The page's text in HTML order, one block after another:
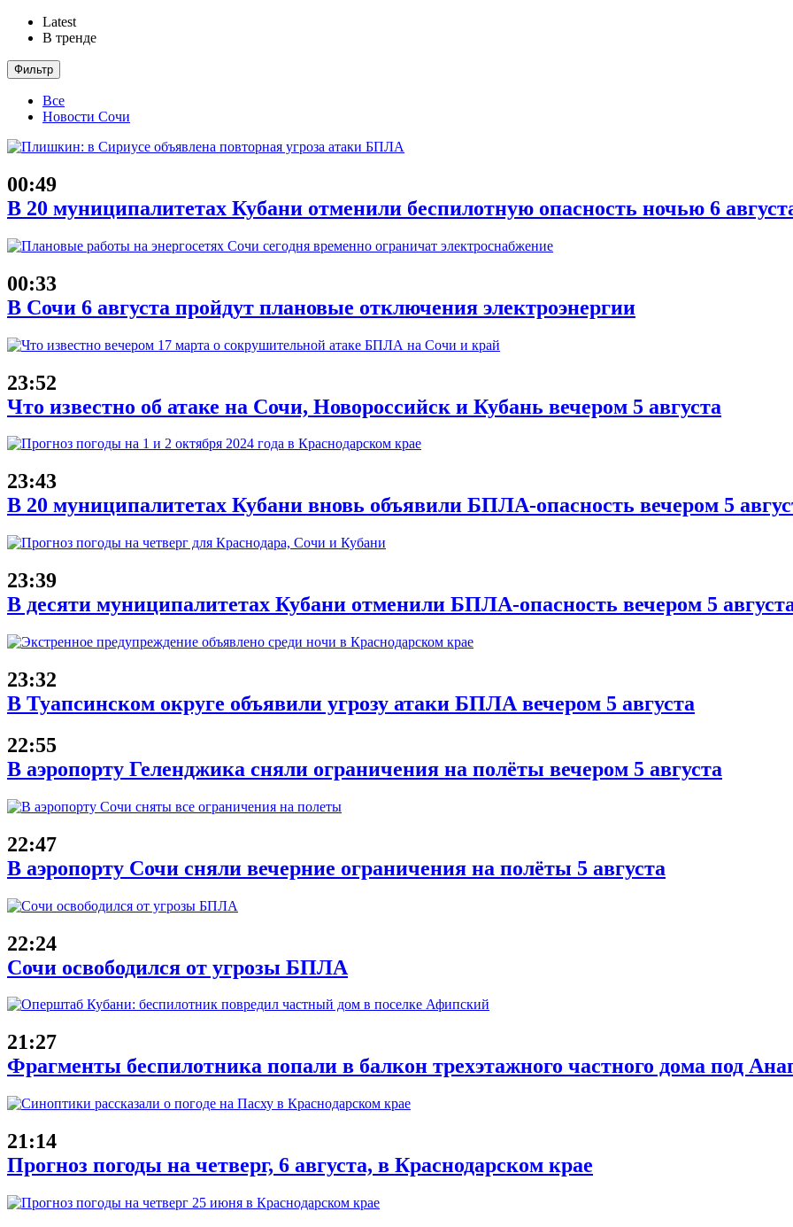
Latest
В тренде
Фильтр
Все
Новости Сочи
00:49
В 20 муниципалитетах Кубани отменили беспилотную опасность ночью 6
00:33
В Сочи 6 августа пройдут плановые отключения электроэнергии
23:52
Что известно об атаке на Сочи, Новороссийск и Кубань вечером 5 августа
23:43
В 20 муниципалитетах Кубани вновь объявили БПЛА-опасность вечером 5
23:39
В десяти муниципалитетах Кубани отменили БПЛА-опасность вечером 5
23:32
В Туапсинском округе объявили угрозу атаки БПЛА вечером 5 августа
22:55
В аэропорту Геленджика сняли ограничения на полёты вечером 5 августа
22:47
В аэропорту Сочи сняли вечерние ограничения на полёты 5 августа
22:24
Сочи освободился от угрозы БПЛА
21:27
Фрагменты беспилотника попали в балкон трехэтажного частного дома под
21:14
Прогноз погоды на четверг, 6 августа, в Краснодарском крае